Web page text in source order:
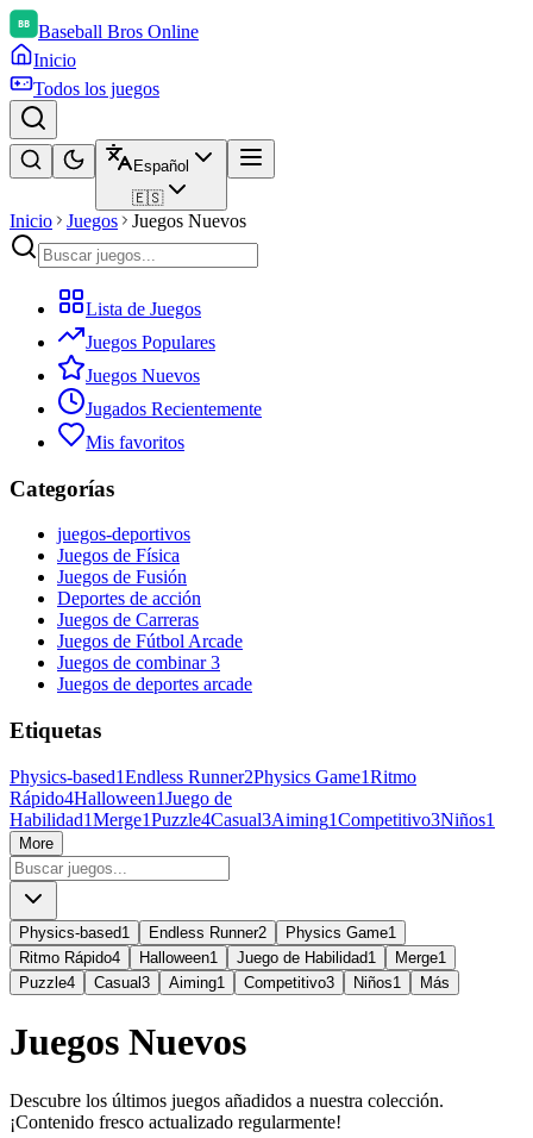
Baseball Bros Online
Inicio
Todos los juegos
Español
🇪🇸
Inicio Juegos Juegos Nuevos
Lista de Juegos
Juegos Populares
Juegos Nuevos
Jugados Recientemente
Mis favoritos
Categorías
juegos-deportivos
Juegos de Física
Juegos de Fusión
Deportes de acción
Juegos de Carreras
Juegos de Fútbol Arcade
Juegos de combinar 3
Juegos de deportes arcade
Etiquetas
Physics-based1Endless Runner2Physics Game1Ritmo
Rápido4Halloween1Juego de
Habilidad1Merge1Puzzle4Casual3Aiming1Competitivo3Niños1
More
Physics-based1 Endless Runner2 Physics Game1
Ritmo Rápido4 Halloween1 Juego de Habilidad1 Merge1
Puzzle4 Casual 3 Aiming1 Competitivo3 Niños1 Más
Juegos Nuevos
Descubre los últimos juegos añadidos a nuestra colección.
¡Contenido fresco actualizado regularmente!